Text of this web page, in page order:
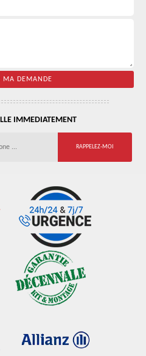
IMMEDIATEMENT